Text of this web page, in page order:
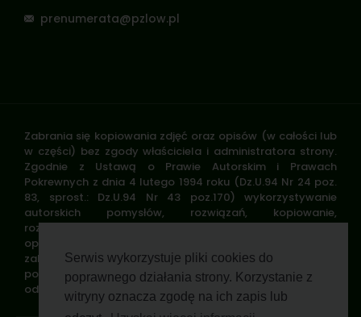
Serwis wykorzystuje pliki cookies do
poprawnego działania strony. Korzystanie z
witryny oznacza zgodę na ich zapis lub
prenumerata@pzlow.pl
Zabrania się kopiowania zdjęć oraz opisów (w całości lub
w części) bez zgody właściciela i administratora strony.
Zgodnie z Ustawą o Prawie Autorskim i Prawach
Pokrewnych z dnia 4 lutego 1994 roku (Dz.U.94 Nr 24 poz.
83, sprost.: Dz.U.94 Nr 43 poz.170) wykorzystywanie
autorskich pomysłów, rozwiązań, kopiowanie,
rozpowszechnianie zdjęć, fragmentów grafiki, tekstów
opisów w celach zarobkowych, bez zezwolenia autora jest
zabronione i stanowi naruszenie praw autorskich oraz
podlega karze. Znaki towarowe i graficzne są własnością
odpowiednich firm i/lub instytucji.